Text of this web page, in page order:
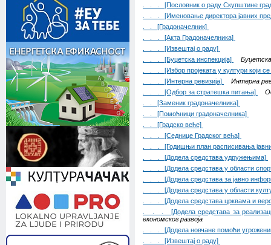
. . . [Пословник о раду Скупштине
. . . [Именовање директора јавних
. . [Градоначелник]
. . . [Акта Градоначелника]
. . . [Извештај о раду]
. . . [Буџетска инспекција]
Буџетска
. . . [Избор пројеката у култури који
. . . [Интерна ревизија]
Интерна
. . . [Одбор за стратешка питања]
. . [Заменик градоначелника]
. . [Помоћници градоначелника]
. . [Градско веће]
. . . [Седнице Градског већа]
. . . [Годишњи план расписивања
. . . [Додела средстава удружењима]
. . . [Додела средстава у области
. . . [Додела средстава за јавно
. . . [Додела средстава у области
. . . [Додела средстава црквама и
. . . [Додела средстава за
економског развоја
. . . [Додела новчане помоћи
. . . [Извештај о раду]